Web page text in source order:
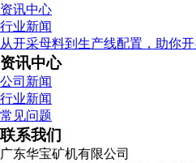
资讯中心
行业新闻
从开采母料到生产线配置，助你开
资讯中心
公司新闻
行业新闻
常见问题
联系我们
广东华宝矿机有限公司